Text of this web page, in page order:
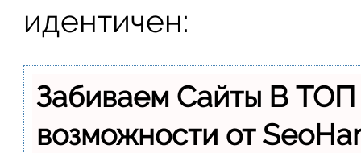
идентичен:
Забиваем Сайты В
возможности от